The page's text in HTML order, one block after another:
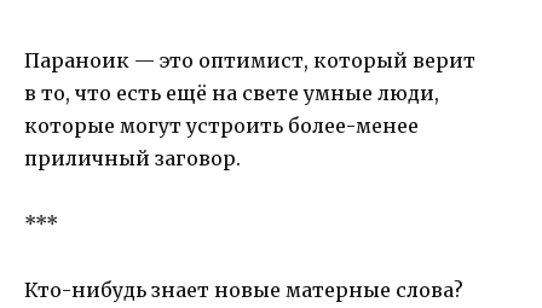
Параноик — это оптимист, который верит
в то, что есть ещё на свете умные люди,
которые могут устроить более-менее
приличный заговор.
***
Кто-нибудь знает новые матерные слова?